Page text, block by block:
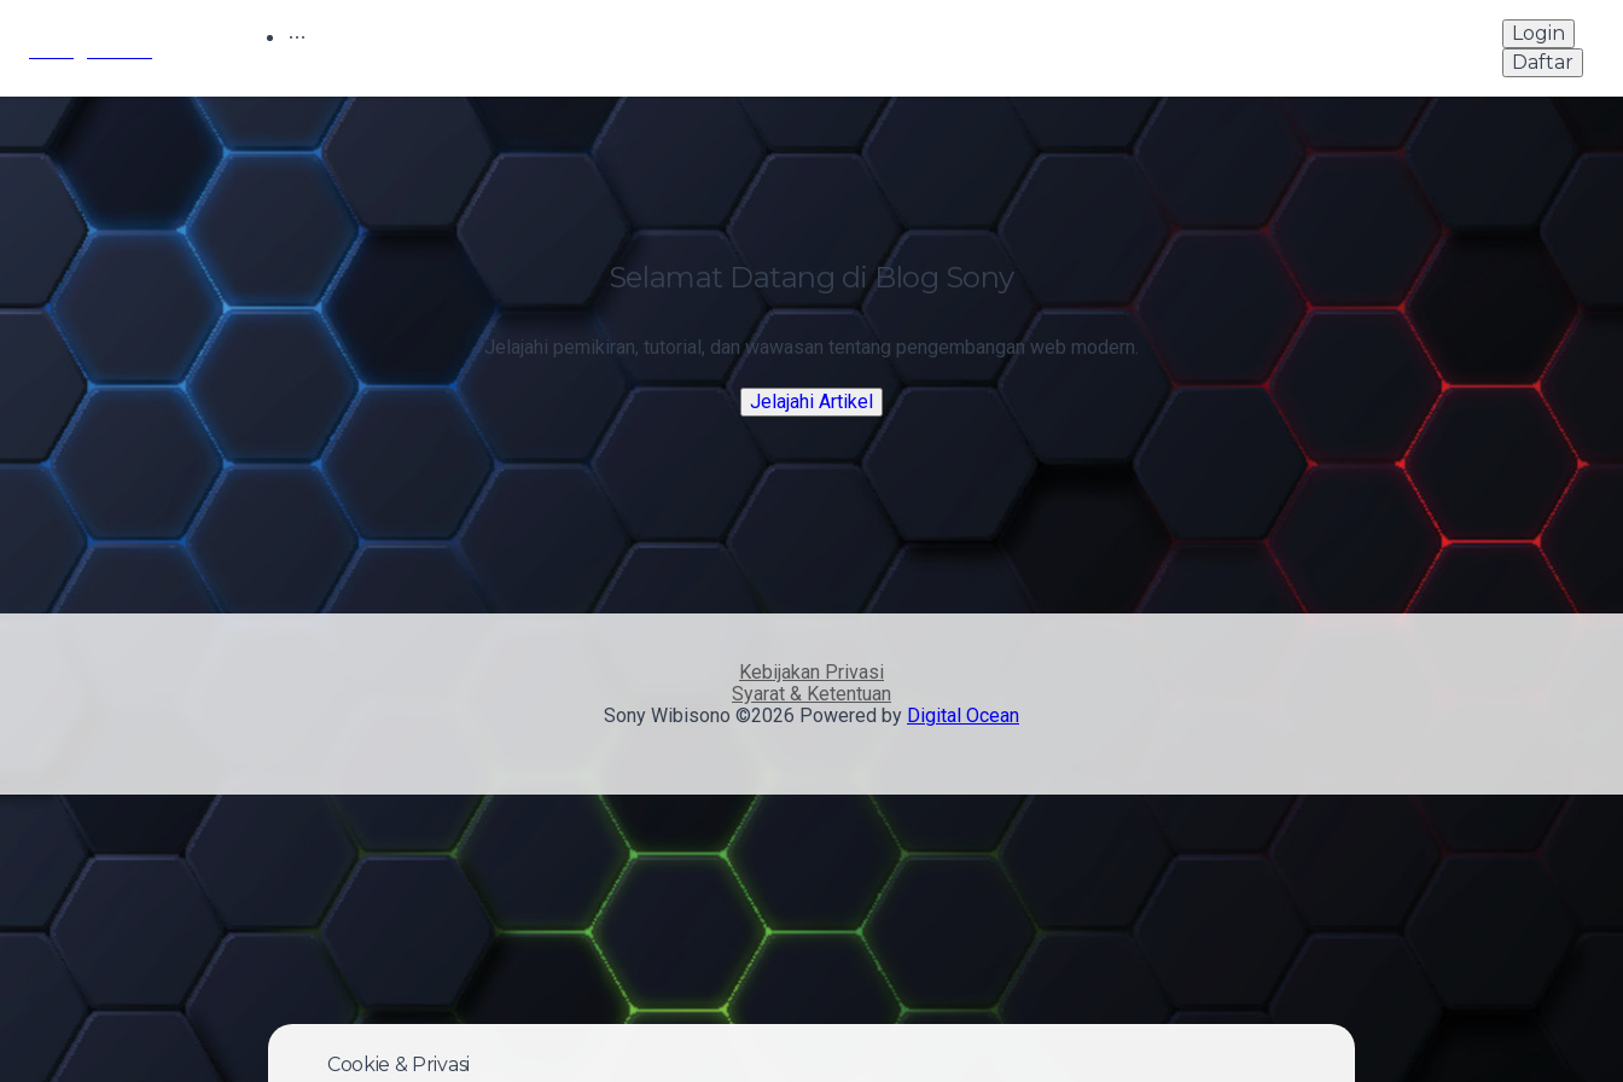
Login
Daftar
Selamat Datang di Blog Sony
Jelajahi pemikiran, tutorial, dan wawasan tentang pengembangan web modern.
Jelajahi Artikel
Kebijakan Privasi
Syarat & Ketentuan
Sony Wibisono ©2026 Powered by Digital Ocean
Cookie & Privasi